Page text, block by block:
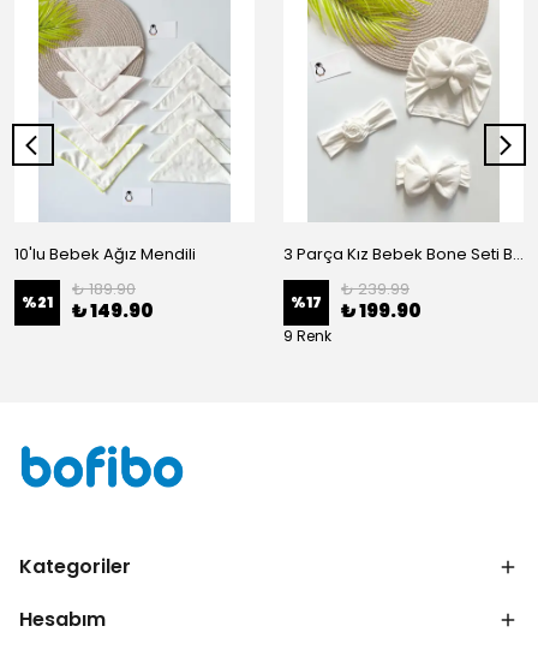
10'lu Bebek Ağız Mendili
%21
₺ 189.90
₺ 149.90
3 Parça Kız Bebek Bone Seti BN02 - Beyaz
%17
₺ 239.99
₺ 199.90
9 Renk
Kategoriler
Hesabım